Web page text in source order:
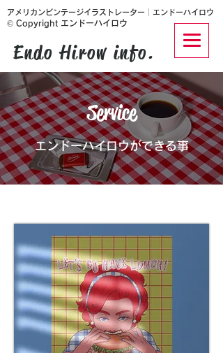
Endo Hirow info.
​アメリカンビンテージイラストレーター│エンドーハイロウ
© Copyright エンドーハイロウ
Service
エンドーハイロウができる事